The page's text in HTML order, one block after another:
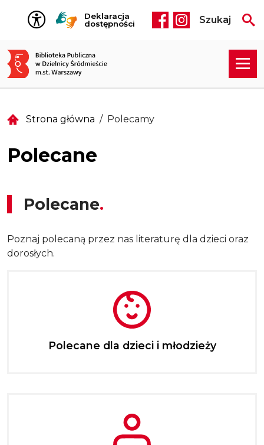
Przejdź do treści
Deklaracja
dostępności
Social media
Szukaj
Strona główna Polecamy
Polecane
Polecane
Poznaj polecaną przez nas literaturę dla dzieci oraz
dorosłych.
Polecane dla dzieci i młodzieży